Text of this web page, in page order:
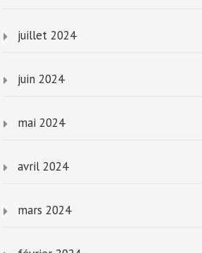
juillet 2024
juin 2024
mai 2024
avril 2024
mars 2024